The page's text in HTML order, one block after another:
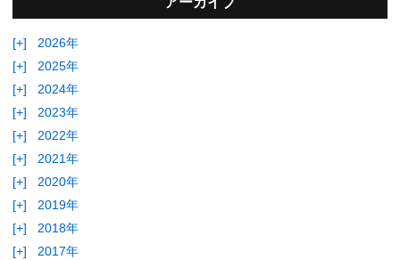
[+]
2026年
[+]
2025年
[+]
2024年
[+]
2023年
[+]
2022年
[+]
2021年
[+]
2020年
[+]
2019年
[+]
2018年
[+]
2017年